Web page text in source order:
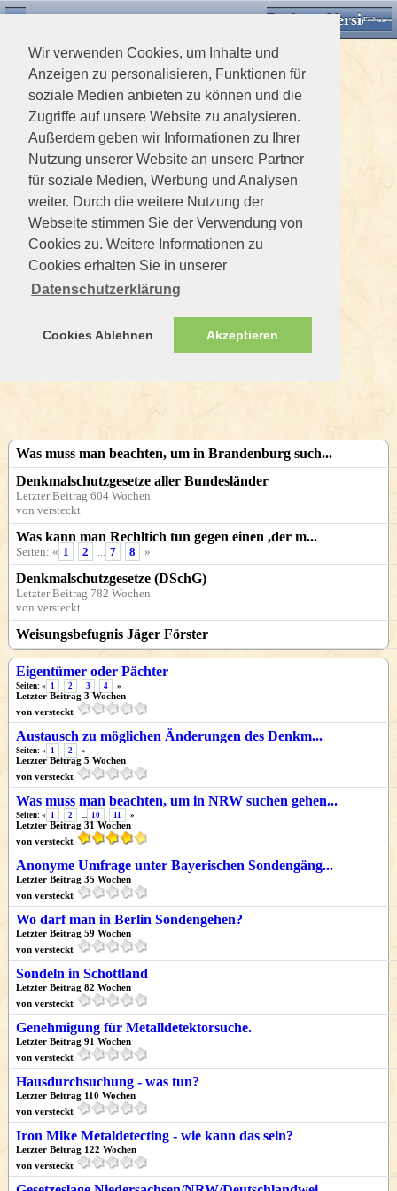
Wir verwenden Cookies, um Inhalte und
Anzeigen zu personalisieren, Funktionen für
soziale Medien anbieten zu können und die
Zugriffe auf unsere Website zu analysieren.
Außerdem geben wir Informationen zu Ihrer
Nutzung unserer Website an unsere Partner
für soziale Medien, Werbung und Analysen
weiter. Durch die weitere Nutzung der
Webseite stimmen Sie der Verwendung von
Cookies zu. Weitere Informationen zu
Cookies erhalten Sie in unserer
Datenschutzerklärung
Cookies Ablehnen Akzeptieren
Desktop VersionEinloggen
Was muss man beachten, um in Brandenburg such...
Denkmalschutzgesetze aller Bundesländer
Letzter Beitrag 604 Wochen
von versteckt
Was kann man Rechltich tun gegen einen ,der m...
Seiten: « 1 2 ... 7 8 »
Denkmalschutzgesetze (DSchG)
Letzter Beitrag 782 Wochen
von versteckt
Weisungsbefugnis Jäger Förster
Eigentümer oder Pächter
Seiten: « 1 2 3 4 »
Letzter Beitrag 3 Wochen
von versteckt
Austausch zu möglichen Änderungen des Denkm...
Seiten: « 1 2 »
Letzter Beitrag 5 Wochen
von versteckt
Was muss man beachten, um in NRW suchen gehen...
Seiten: « 1 2 ... 10 11 »
Letzter Beitrag 31 Wochen
von versteckt
Anonyme Umfrage unter Bayerischen Sondengäng...
Letzter Beitrag 35 Wochen
von versteckt
Wo darf man in Berlin Sondengehen?
Letzter Beitrag 59 Wochen
von versteckt
Sondeln in Schottland
Letzter Beitrag 82 Wochen
von versteckt
Genehmigung für Metalldetektorsuche.
Letzter Beitrag 91 Wochen
von versteckt
Hausdurchsuchung - was tun?
Letzter Beitrag 110 Wochen
von versteckt
Iron Mike Metaldetecting - wie kann das sein?
Letzter Beitrag 122 Wochen
von versteckt